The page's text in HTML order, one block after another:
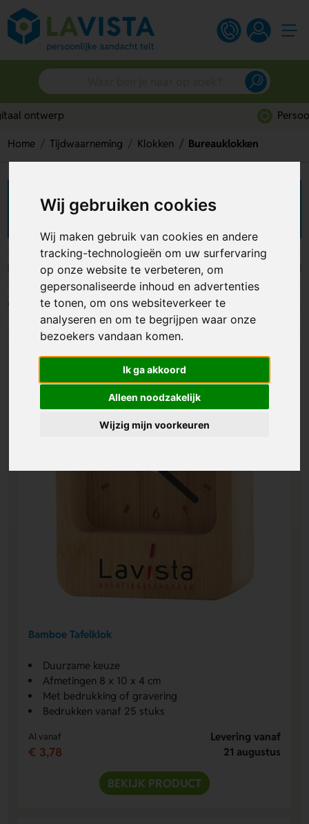
Wij gebruiken cookies
Wij maken gebruik van cookies en andere
tracking-technologieën om uw surfervaring
op onze website te verbeteren, om
gepersonaliseerde inhoud en advertenties
te tonen, om ons websiteverkeer te
analyseren en om te begrijpen waar onze
bezoekers vandaan komen.
Ik ga akkoord
Alleen noodzakelijk
Wijzig mijn voorkeuren
Home Tijdwaarneming Klokken Bureauklokken
Bureauklokken bedrukken
Bureauklokken Wandklokken
Filters
Bamboe Tafelklok
Duurzame keuze
Afmetingen 8 x 10 x 4 cm
Met bedrukking of gravering
Bedrukken vanaf 25 stuks
Al vanaf
€ 3,78
Levering vanaf
21 augustus
BEKIJK PRODUCT